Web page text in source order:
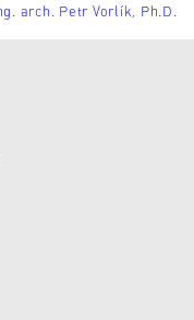
arch. Petr Vorlík, Ph.D.